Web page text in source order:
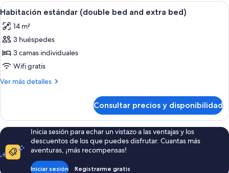
camas
Abrir
todas
las
fotos
de
Habitación
estándar
and
extra
bed)
Una habitación con una cama, un
12
Habitación estándar (double bed and extra bed)
14 m²
3 huéspedes
3 camas individuales
Wifi gratis
Ver más detalles
Más
estándar
(double
bed
and
extra
Consultar precios y disponibilidad
Inicia sesión para echar un vistazo a las ventajas y los
descuentos de los que puedes disfrutar. Cuantas más
aventuras, ¡más recompensas!
Iniciar sesión Registrarme gratis